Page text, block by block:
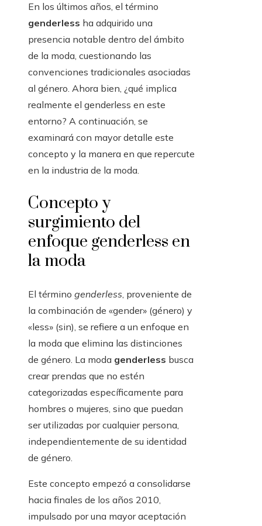
En los últimos años, el término
genderless ha adquirido una
presencia notable dentro del ámbito
de la moda, cuestionando las
convenciones tradicionales asociadas
al género. Ahora bien, ¿qué implica
realmente el genderless en este
entorno? A continuación, se
examinará con mayor detalle este
concepto y la manera en que repercute
en la industria de la moda.
Concepto y
surgimiento del
enfoque genderless en
la moda
El término genderless, proveniente de
la combinación de «gender» (género) y
«less» (sin), se refiere a un enfoque en
la moda que elimina las distinciones
de género. La moda genderless busca
crear prendas que no estén
categorizadas específicamente para
hombres o mujeres, sino que puedan
ser utilizadas por cualquier persona,
independientemente de su identidad
de género.
Este concepto empezó a consolidarse
hacia finales de los años 2010,
impulsado por una mayor aceptación